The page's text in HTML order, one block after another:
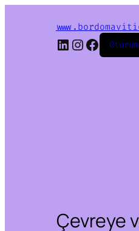
LinkedIn
Instagram
Çevreye